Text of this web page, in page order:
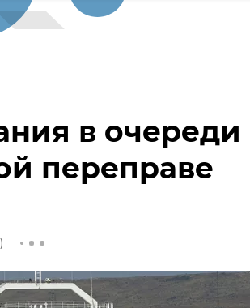
в очереди
переправе